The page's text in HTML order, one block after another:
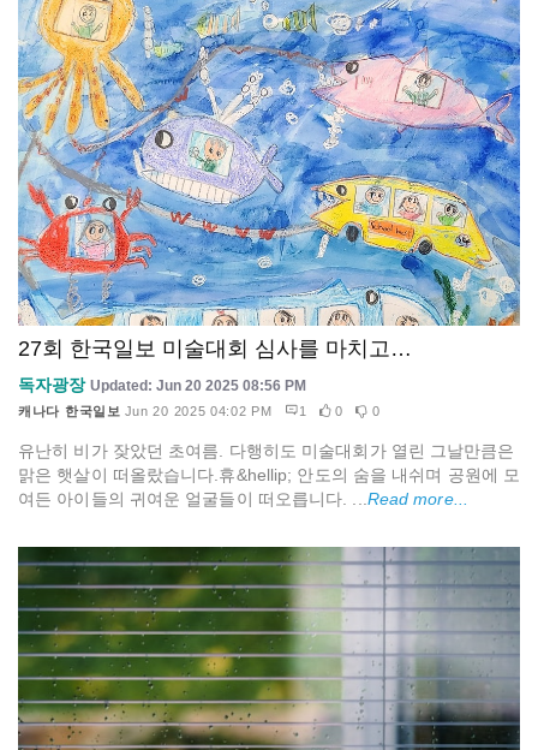
27회 한국일보 미술대회 심사를 마치고…
독자광장 Updated: Jun 20 2025 08:56 PM
캐나다 한국일보 Jun 20 2025 04:02 PM 1 0 0
유난히 비가 잦았던 초여름. 다행히도 미술대회가 열린 그날만큼은
맑은 햇살이 떠올랐습니다.휴&hellip; 안도의 숨을 내쉬며 공원에 모
여든 아이들의 귀여운 얼굴들이 떠오릅니다. ... Read more...